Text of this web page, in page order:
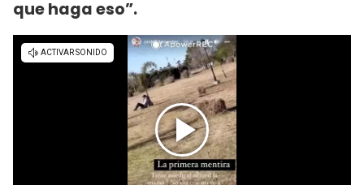
que haga eso”.